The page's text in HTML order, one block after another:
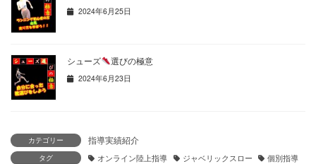
2024年6月25日
シューズ 選びの極意
2024年6月23日
カテゴリー 指導実績紹介
タグ オンライン陸上指導 ジャベリックスロー
個別指導